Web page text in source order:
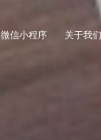
微信小程序 关于我们